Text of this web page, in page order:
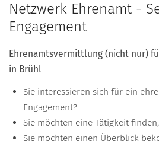
Netzwerk Ehrenamt -
Engagement
Ehrenamtsvermittlung (nicht nur)
in Brühl
Sie interessieren sich für ein
Engagement?
Sie möchten eine Tätigkeit
Sie möchten einen Überblick